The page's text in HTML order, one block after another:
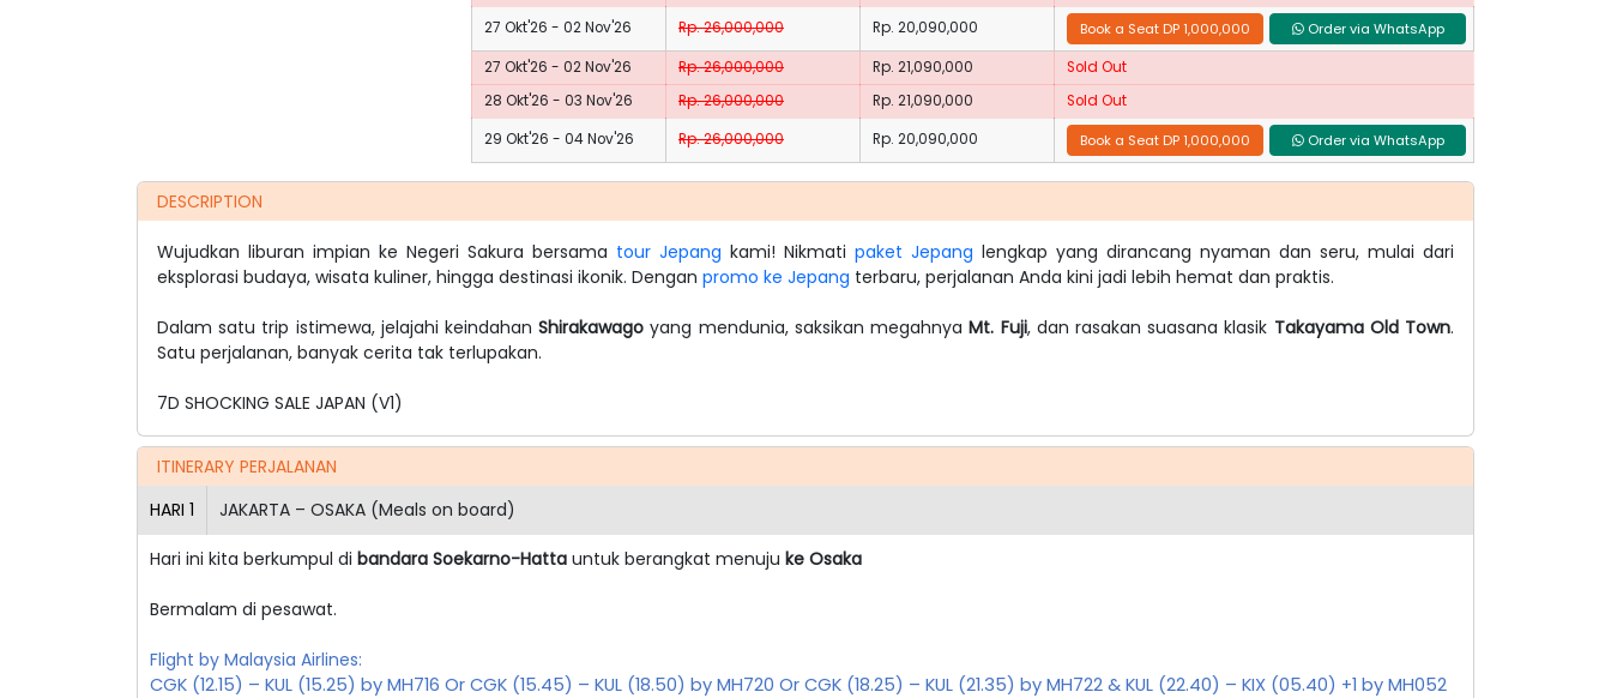
27 Okt'26 - 02 Nov'26
Rp. 26,000,000 Rp. 20,090,000 Book a Seat DP 1,000,000
Order via WhatsApp
27 Okt'26 - 02 Nov'26
Rp. 26,000,000 Rp. 21,090,000
Sold Out
28 Okt'26 - 03 Nov'26
Rp. 26,000,000 Rp. 21,090,000
Sold Out
29 Okt'26 - 04 Nov'26
Rp. 26,000,000 Rp. 20,090,000 Book a Seat DP 1,000,000 Order via WhatsApp
DESCRIPTION
Wujudkan liburan impian ke Negeri Sakura bersama tour Jepang kami! Nikmati paket Jepang lengkap yang dirancang nyaman dan seru, mulai dari
eksplorasi budaya, wisata kuliner, hingga destinasi ikonik. Dengan promo ke Jepang terbaru, perjalanan Anda kini jadi lebih hemat dan praktis.
Dalam satu trip istimewa, jelajahi keindahanShirakawago yang mendunia, saksikan megahnyaMt. Fuji, dan rasakan suasana klasik Takayama Old Town.
Satu perjalanan, banyak cerita tak terlupakan.
7D SHOCKING SALE JAPAN (V1)
ITINERARY PERJALANAN
HARI 1 JAKARTA – OSAKA (Meals on board)
Hari ini kita berkumpul di bandara Soekarno-Hatta untuk berangkat menuju ke Osaka
Bermalam di pesawat.
Flight by Malaysia Airlines:
CGK (12.15) – KUL (15.25) by MH716 Or CGK (15.45) – KUL (18.50) by MH720 Or CGK (18.25) – KUL (21.35) by MH722 & KUL (22.40) – KIX (05.40) +1 by MH052